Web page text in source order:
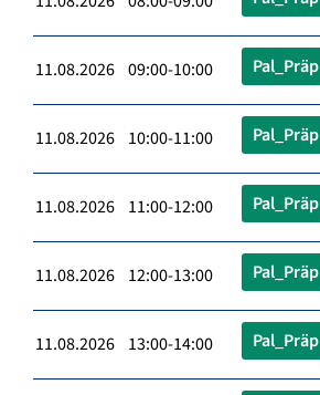
11.08.2026 09:00-10:00 Pal_Präp
11.08.2026 10:00-11:00 Pal_Präp
11.08.2026 11:00-12:00 Pal_Präp
11.08.2026 12:00-13:00 Pal_Präp
11.08.2026 13:00-14:00 Pal_Präp